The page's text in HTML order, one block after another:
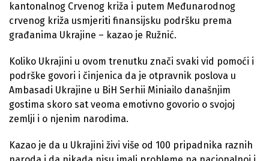
kantonalnog Crvenog križa i putem Međunarodnog
crvenog križa usmjeriti finansijsku podršku prema
građanima Ukrajine – kazao je Ružnić.
Koliko Ukrajini u ovom trenutku znači svaki vid pomoći i
podrške govori i činjenica da je otpravnik poslova u
Ambasadi Ukrajine u BiH Serhii Miniailo današnjim
gostima skoro sat veoma emotivno govorio o svojoj
zemlji i o njenim narodima.
Kazao je da u Ukrajini živi više od 100 pripadnika raznih